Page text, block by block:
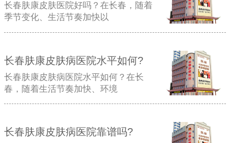
长春肤康皮肤医院好吗？在长春，随着
季节变化、生活节奏加快以
长春肤康皮肤病医院水平如何?
长春肤康皮肤病医院水平如何？在长
春，随着生活节奏加快、环境
长春肤康皮肤病医院靠谱吗?